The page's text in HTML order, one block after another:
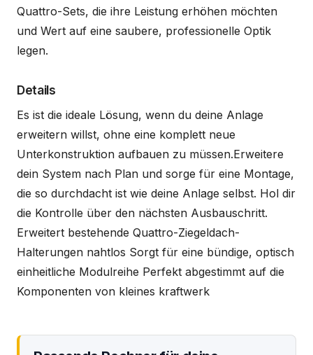
Quattro-Sets, die ihre Leistung erhöhen möchten
und Wert auf eine saubere, professionelle Optik
legen.
Details
Es ist die ideale Lösung, wenn du deine Anlage
erweitern willst, ohne eine komplett neue
Unterkonstruktion aufbauen zu müssen.Erweitere
dein System nach Plan und sorge für eine Montage,
die so durchdacht ist wie deine Anlage selbst. Hol dir
die Kontrolle über den nächsten Ausbauschritt.
Erweitert bestehende Quattro-Ziegeldach-
Halterungen nahtlos Sorgt für eine bündige, optisch
einheitliche Modulreihe Perfekt abgestimmt auf die
Komponenten von kleines kraftwerk